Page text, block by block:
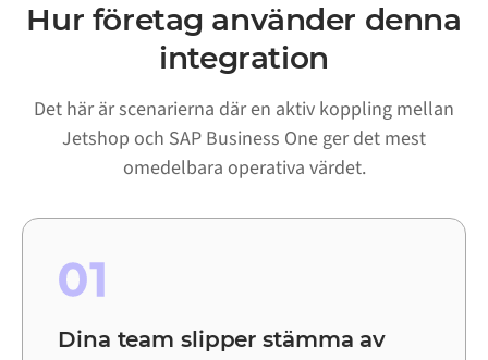
Hur företag använder denna
integration
Det här är scenarierna där en aktiv koppling mellan
Jetshop och SAP Business One ger det mest
omedelbara operativa värdet.
01
Dina team slipper stämma av